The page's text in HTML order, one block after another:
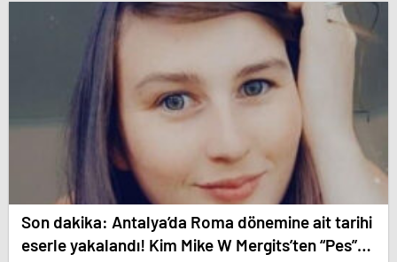
Son dakika: Antalya’da Roma dönemine ait tarihi
eserle yakalandı! Kim Mike W Mergits’ten “Pes”